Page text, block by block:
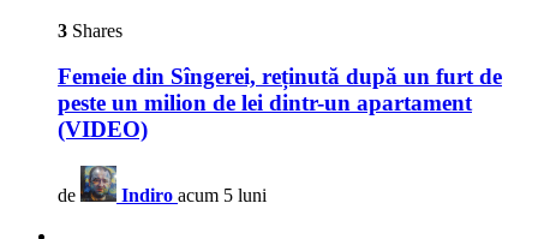
3 Shares
Femeie din Sîngerei, reținută după un furt de
peste un milion de lei dintr-un apartament
(VIDEO)
de Indiro acum 5 luni